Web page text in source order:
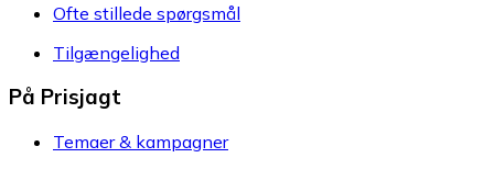
Ofte stillede spørgsmål
Tilgængelighed
På Prisjagt
Temaer & kampagner